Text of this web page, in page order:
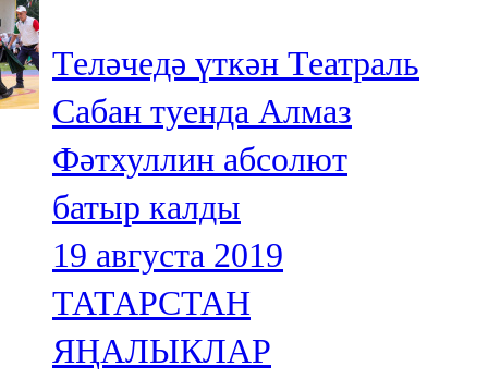
Теләчедә үткән Театраль
Сабан туенда Алмаз
Фәтхуллин абсолют
батыр калды
19 августа 2019
ТАТАРСТАН
ЯҢАЛЫКЛАР